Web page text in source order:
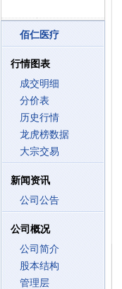
佰仁医疗
行情图表
成交明细
分价表
历史行情
龙虎榜数据
大宗交易
新闻资讯
公司公告
公司概况
公司简介
股本结构
管理层